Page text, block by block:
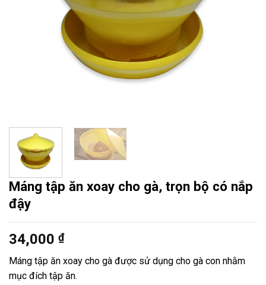
Máng tập ăn xoay cho gà, trọn bộ có nắp
đậy
34,000 ₫
Máng tập ăn xoay cho gà được sử dụng cho gà con nhằm
mục đích tập ăn.